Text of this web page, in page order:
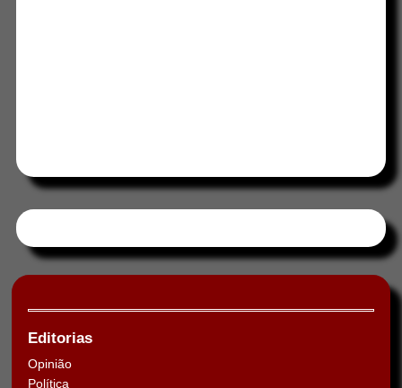
Editorias
Opinião
Política